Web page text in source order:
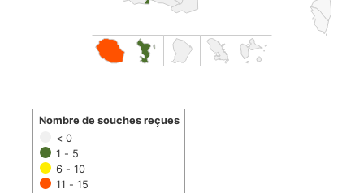
< 0
1 - 5
6 - 10
11 - 15
Nombre de souches reçues